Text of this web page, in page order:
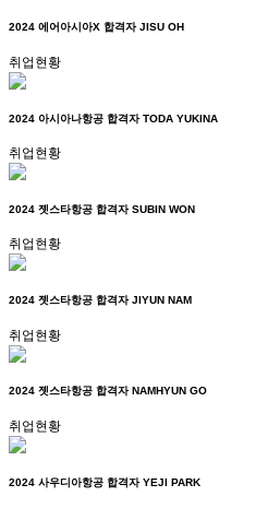
2024 에어아시아X 합격자 JISU OH
취업현황
2024 아시아나항공 합격자 TODA YUKINA
취업현황
2024 젯스타항공 합격자 SUBIN WON
취업현황
2024 젯스타항공 합격자 JIYUN NAM
취업현황
2024 젯스타항공 합격자 NAMHYUN GO
취업현황
2024 사우디아항공 합격자 YEJI PARK